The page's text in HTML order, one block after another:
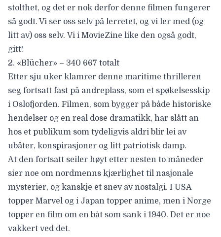
stolthet, og det er nok derfor denne filmen fungerer
så godt. Vi ser oss selv på lerretet, og vi ler med (og
litt av) oss selv. Vi i MovieZine like den også godt,
gitt!
2. «Blücher» – 340 667 totalt
Etter sju uker klamrer denne maritime thrilleren
seg fortsatt fast på andreplass, som et spøkelsesskip
i Oslofjorden. Filmen, som bygger på både historiske
hendelser og en real dose dramatikk, har slått an
hos et publikum som tydeligvis aldri blir lei av
ubåter, konspirasjoner og litt patriotisk damp.
At den fortsatt seiler høyt etter nesten to måneder
sier noe om nordmenns kjærlighet til nasjonale
mysterier, og kanskje et snev av nostalgi. I USA
topper Marvel og i Japan topper anime, men i Norge
topper en film om en båt som sank i 1940. Det er noe
vakkert ved det.